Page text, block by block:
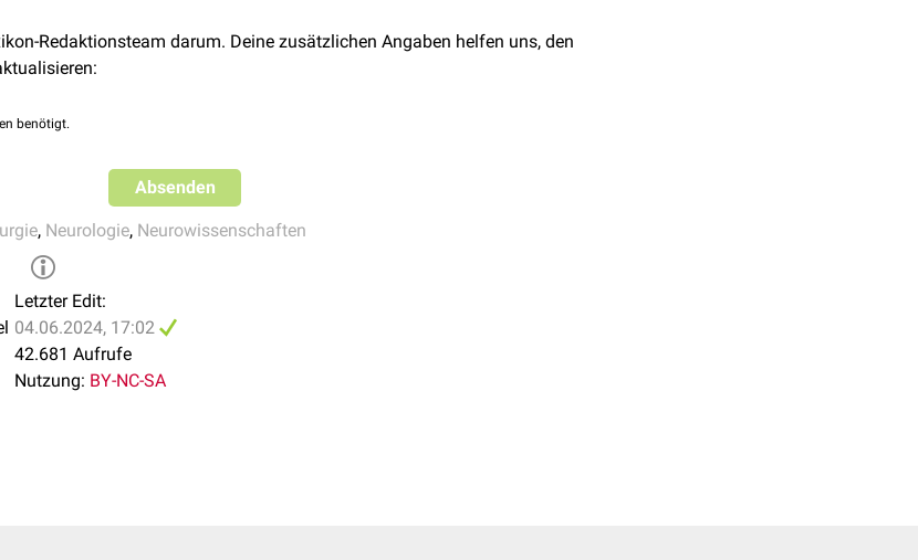
Redaktionsteam darum. Deine zusätzlichen Angaben helfen uns, den
benötigt.
Absenden
, Neurologie, Neurowissenschaften
Letzter Edit:
04.06.2024, 17:02
42.681 Aufrufe
Nutzung: BY-NC-SA